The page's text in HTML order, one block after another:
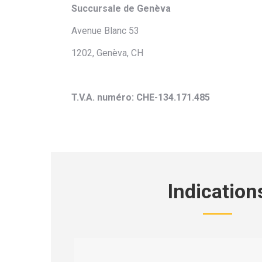
Succursale de Genèva
Avenue Blanc 53
1202, Genèva, CH
T.V.A. numéro: CHE-134.171.485